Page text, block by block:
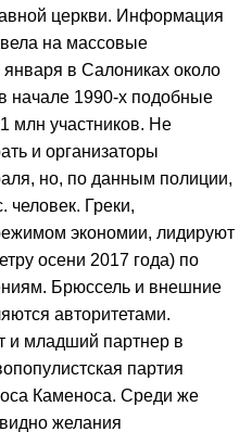
церкви. Информация
на массовые
в Салониках около
начале 1990-х подобные
млн участников. Не
и организаторы
но, по данным полиции,
человек. Греки,
экономии, лидируют
осени 2017 года) по
Брюссель и внешние
авторитетами.
и младший партнер в
партия
Каменоса. Среди же
желания